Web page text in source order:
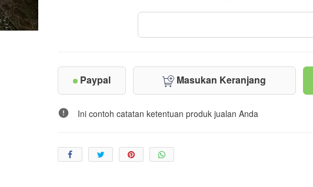
Paypal Masukan Keranjang
Ini contoh catatan ketentuan produk jualan Anda